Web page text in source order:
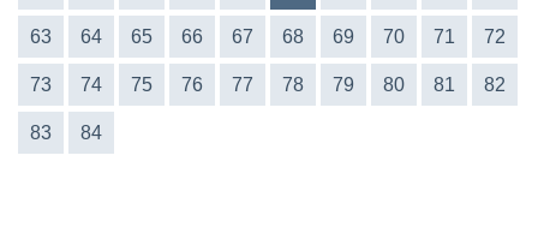
63 64 65 66 67 68 69 70 71 72
73 74 75 76 77 78 79 80 81 82
83 84